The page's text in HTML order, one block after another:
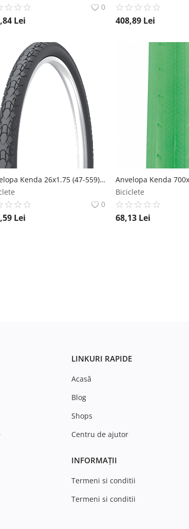
0
Lei 408,89 Lei
Anvelopa Kenda 26x1.75 (47-559) Kwich Journey E-BIke SRC K-Shield 60Tpi Kenda
0
Lei
Biciclete
68,13 Lei
LINKURI RAPIDE
Acasă
Blog
Shops
Centru de ajutor
INFORMAȚII
Termeni si conditii
Termeni si conditii